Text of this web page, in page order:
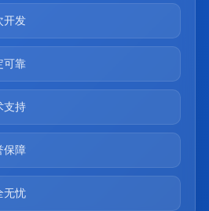
开发
可靠
支持
保障
无忧